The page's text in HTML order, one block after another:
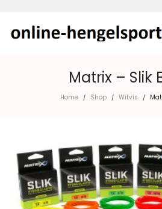
Matrix – Slik
Home / Shop / Witvis /